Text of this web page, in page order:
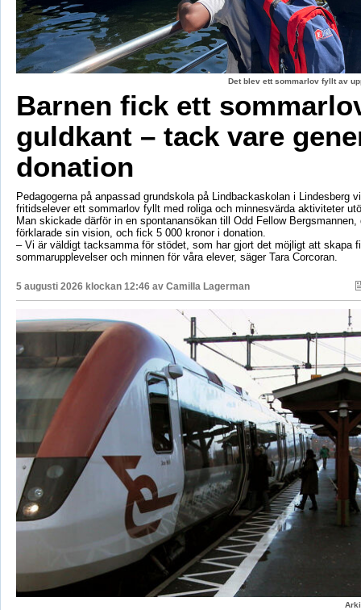
Det blev ett sommarlov fyllt av
Barnen fick ett
guldkant – tack vare
donation
Pedagogerna på anpassad grundskola på Lindbackaskolan i Lindesberg
fritidselever ett sommarlov fyllt med roliga och minnesvärda aktiviteter
Man skickade därför in en spontanansökan till Odd Fellow Bergsmannen,
förklarade sin vision, och fick 5 000 kronor i donation.
– Vi är väldigt tacksamma för stödet, som har gjort det möjligt att skapa
sommarupplevelser och minnen för våra elever, säger Tara Corcoran.
5 augusti 2026 klockan 12:46 av Camilla Lagerman